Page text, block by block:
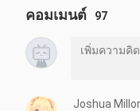
คอมเมนต์ 97
Joshua